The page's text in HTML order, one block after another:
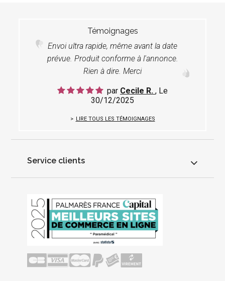
Témoignages
Envoi ultra rapide, même avant la date
prévue. Produit conforme à l'annonce.
Rien à dire. Merci
par Cecile R. , Le
30/12/2025
LIRE TOUS LES TÉMOIGNAGES
Service clients